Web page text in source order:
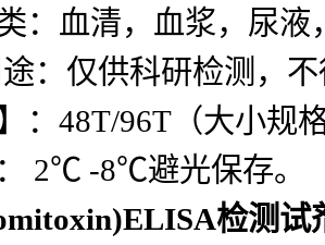
费代测
吐霉素
：人，大鼠，小鼠，
：血清，血浆，尿